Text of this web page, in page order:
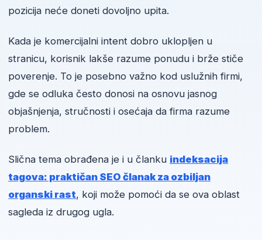
pozicija neće doneti dovoljno upita.
Kada je komercijalni intent dobro uklopljen u
stranicu, korisnik lakše razume ponudu i brže stiče
poverenje. To je posebno važno kod uslužnih firmi,
gde se odluka često donosi na osnovu jasnog
objašnjenja, stručnosti i osećaja da firma razume
problem.
Slična tema obrađena je i u članku indeksacija
tagova: praktičan SEO članak za ozbiljan
organski rast, koji može pomoći da se ova oblast
sagleda iz drugog ugla.